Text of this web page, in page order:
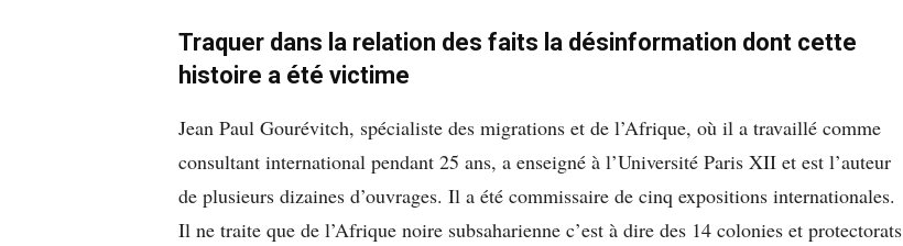
Traquer dans la relation des faits la désinformation dont cette
histoire a été victime
Jean Paul Gourévitch, spécialiste des migrations et de l’Afrique, où il a travaillé comme
consultant international pendant 25 ans, a enseigné à l’Université Paris XII et est l’auteur
de plusieurs dizaines d’ouvrages. Il a été commissaire de cinq expositions internationales.
Il ne traite que de l’Afrique noire subsaharienne c’est à dire des 14 colonies et protectorats